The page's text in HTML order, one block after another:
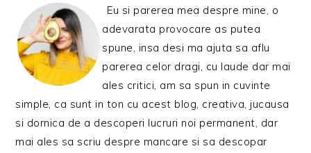
Eu si parerea mea despre mine, o
adevarata provocare as putea
spune, insa desi ma ajuta sa aflu
parerea celor dragi, cu laude dar mai
ales critici, am sa spun in cuvinte
simple, ca sunt in ton cu acest blog, creativa, jucausa
si dornica de a descoperi lucruri noi permanent, dar
mai ales sa scriu despre mancare si sa descopar